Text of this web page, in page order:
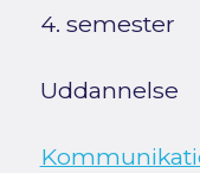
4. semester
Uddannelse